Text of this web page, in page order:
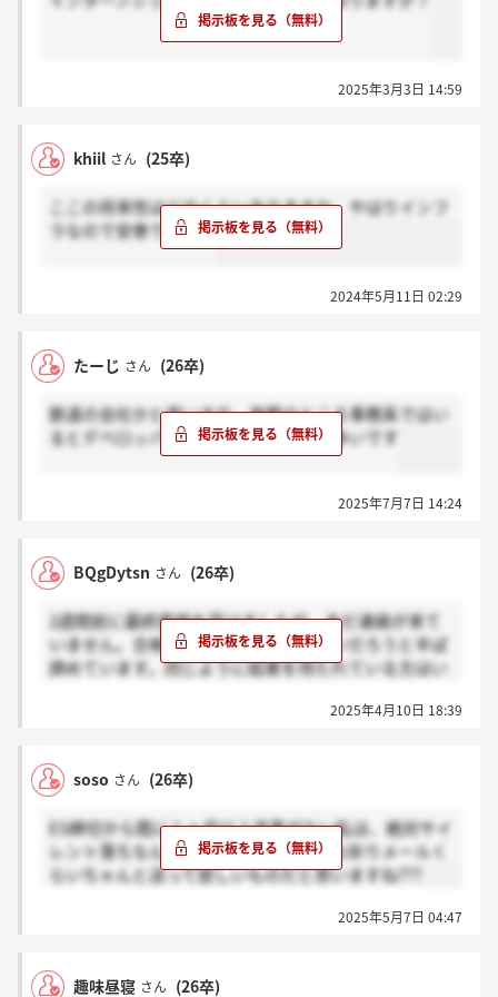
2025年3月3日 14:59
khiil さん (25卒)
ここの将来性はどのくらいありますか やはりインフ
ラなので安泰ですかね
2024年5月11日 02:29
たーじ さん (26卒)
鉄道の会社かと思いきや、実際のところ事務系ではい
るとデベロッパー的な仕事に携わるが多いです
2025年7月7日 14:24
BQgDytsn さん (26卒)
2週間前に最終面接を受けましたが、未だ連絡が来て
いません。合格の可能性はほとんどないだろうと半ば
諦めています。同じように結果を待たれている方はい
2025年4月10日 18:39
soso さん (26卒)
ES締切から既に１ヶ月以上返事がない私は、絶対サイ
レント落ちなんだろうと思いながら、お祈りメールく
らいちゃんと送って欲しいものだと思いますね???
2025年5月7日 04:47
趣味昼寝 さん (26卒)